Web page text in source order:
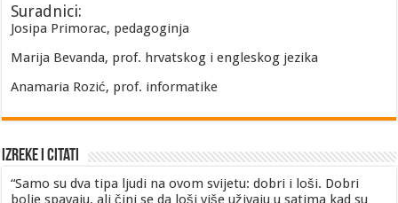
Suradnici:
Josipa Primorac, pedagoginja
Marija Bevanda, prof. hrvatskog i engleskog jezika
Anamaria Rozić, prof. informatike
Izreke i Citati
“Samo su dva tipa ljudi na ovom svijetu: dobri i loši. Dobri
bolje spavaju, ali čini se da loši više uživaju u satima kad su